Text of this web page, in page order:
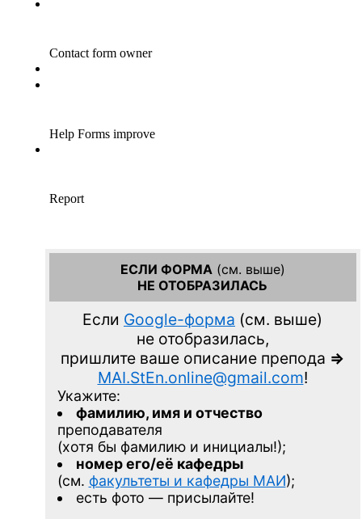
ЕСЛИ ФОРМА (см. выше)
НЕ ОТОБРАЗИЛАСЬ
Если Google-форма (см. выше)
не отобразилась,
пришлите ваше описание препода =>
MAI.StEn.online@gmail.com!
Укажите:
фамилию, имя и отчество
преподавателя
(хотя бы фамилию и инициалы!);
номер его/её кафедры
(см. факультеты и кафедры МАИ);
есть фото — присылайте!